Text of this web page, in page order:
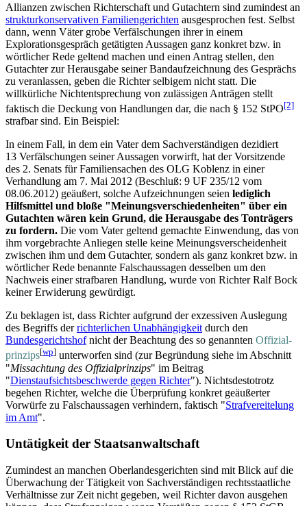
Allianzen zwischen Richterschaft und Gutachtern sind zumindest an
struktur­konservativen Familien­gerichten aus­gesprochen fest. Selbst
dann, wenn Väter grobe Verfälschungen ihrer in einem
Explorations­gespräch getätigten Aussagen ganz konkret bzw. in
wörtlicher Rede geltend machen und einen Antrag stellen, den
Gutachter zur Herausgabe seiner Band­auf­zeichnung des Gesprächs
zu veranlassen, geben die Richter selbigem nicht statt. Die
willkürliche Nicht­entsprechung von zulässigen Anträgen stellt
faktisch die Deckung von Handlungen dar, die nach § 152 StPO[2]
strafbar sind. Ein Beispiel:
In einem Fall, in dem ein Vater dem Sachverständigen dezidiert
13 Ver­fälschungen seiner Aussagen vorwirft, hat der Vorsitzende
des 2. Senats für Familien­sachen des OLG Koblenz in einer
Verhandlung am 7. Mai 2012 (Beschluß: 9 UF 235/12 vom
08.06.2012) geäußert, solche Aufzeichnungen seien lediglich
Hilfsmittel und bloße "Meinungs­verschieden­heiten" über ein
Gutachten wären kein Grund, die Herausgabe des Tonträgers
zu fordern. Die vom Vater geltend gemachte Einwendung, das von
ihm vorgebrachte Anliegen stelle keine Meinungs­verscheiden­heit
zwischen ihm und dem Gutachter, sondern als ganz konkret bzw. in
wörtlicher Rede benannte Falsch­aussagen desselben um den
Nachweis einer strafbaren Handlung, wurde von Richter Ralf Bock
keiner Erwiderung gewürdigt.
Zu beklagen ist, dass Richter aufgrund der exzessiven Auslegung
des Begriffs derrichterlichen Unabhängigkeit durch den
Bundesgerichtshofnicht der Beachtung des so genannten Offizial­
prinzips[wp] unterworfen sind (zur Begründung siehe im Abschnitt
"Missachtung des Offizial­prinzips" im Beitrag
"Dienstaufsichtsbeschwerde gegen Richter"). Nichts­desto­trotz
begehen Richter, welche die Überprüfung konkret geäußerter
Vorwürfe zu Falsch­aussagen verhindern, faktisch "Strafvereitelung
im Amt".
Untätigkeit der Staatsanwaltschaft
Zumindest an manchen Oberlandesgerichten sind mit Blick auf die
Überwachung der Tätigkeit von Sachverständigen rechts­staatliche
Verhältnisse zur Zeit nicht gegeben, weil Richter davon ausgehen